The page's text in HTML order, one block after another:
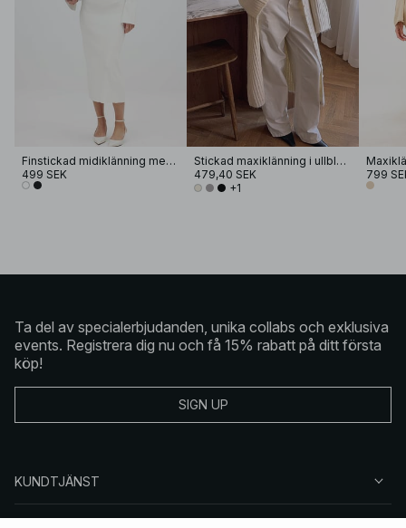
Finstickad midiklänning med trumpetärmar
499 SEK
Stickad maxiklänning i ullblandning
479,40 SEK
+1
799
Ta del av specialerbjudanden, unika collabs och exklusiva
events. Registrera dig nu och få 15% rabatt på ditt första
köp!
SIGN UP
KUNDTJÄNST